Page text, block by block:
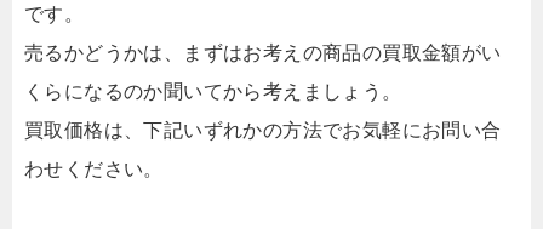
です。
売るかどうかは、まずはお考えの商品の買取金額がい
くらになるのか聞いてから考えましょう。
買取価格は、下記いずれかの方法でお気軽にお問い合
わせください。